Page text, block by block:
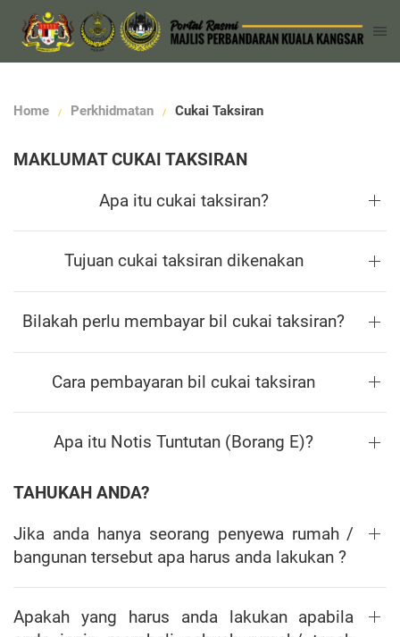
Home Perkhidmatan Cukai Taksiran
MAKLUMAT CUKAI TAKSIRAN
Apa itu cukai taksiran?
Tujuan cukai taksiran dikenakan
Bilakah perlu membayar bil cukai taksiran?
Cara pembayaran bil cukai taksiran
Apa itu Notis Tuntutan (Borang E)?
TAHUKAH ANDA?
Jika anda hanya seorang penyewa rumah /
bangunan tersebut apa harus anda lakukan ?
Apakah yang harus anda lakukan apabila